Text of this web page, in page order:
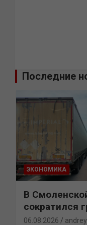
Последние
ЭКОНОМИКА
В
сократился
06.08.2026 andrey